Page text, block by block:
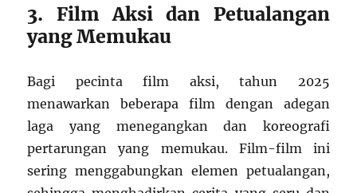
3. Film Aksi dan Petualangan
yang Memukau
Bagi pecinta film aksi, tahun 2025
menawarkan beberapa film dengan adegan
laga yang menegangkan dan koreografi
pertarungan yang memukau. Film-film ini
sering menggabungkan elemen petualangan,